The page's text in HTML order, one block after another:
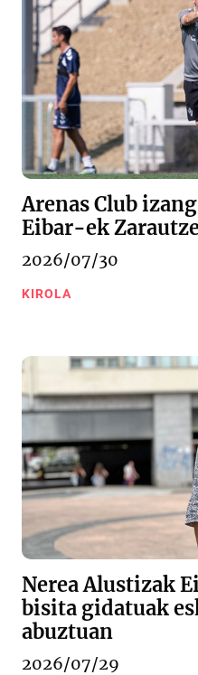
Arenas Club
Eibar-ek
2026/07/30
KIROLA
Nerea Alustizak
bisita gidatuak
abuztuan
2026/07/29